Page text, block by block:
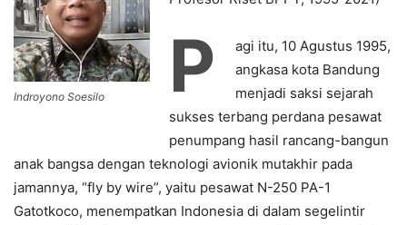
Indroyono Soesilo P
agi itu, 10 Agustus 1995,
angkasa kota Bandung
menjadi saksi sejarah
sukses terbang perdana pesawat
penumpang hasil rancang-bangun
anak bangsa dengan teknologi avionik mutakhir pada
jamannya, “fly by wire”, yaitu pesawat N-250 PA-1
Gatotkoco, menempatkan Indonesia di dalam segelintir